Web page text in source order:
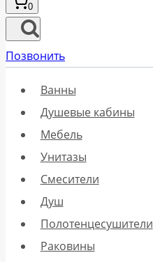
0
Позвонить
Ванны
Душевые кабины
Мебель
Унитазы
Смесители
Душ
Полотенцесушители
Раковины